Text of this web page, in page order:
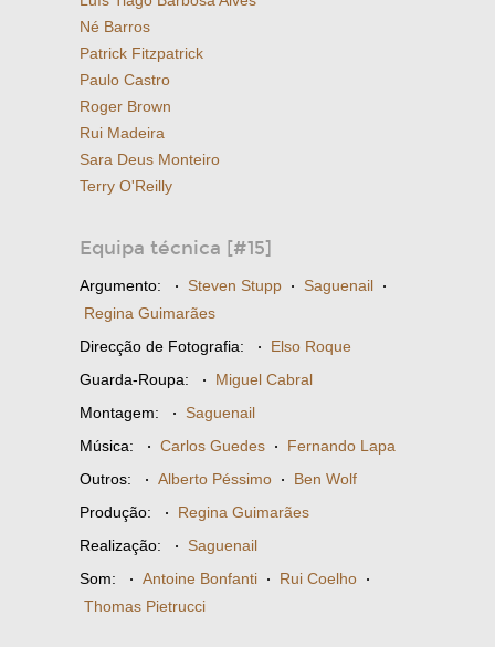
Né Barros
Patrick Fitzpatrick
Paulo Castro
Roger Brown
Rui Madeira
Sara Deus Monteiro
Terry O'Reilly
Equipa técnica [#15]
Argumento: · Steven Stupp · Saguenail ·
Regina Guimarães
Direcção de Fotografia: · Elso Roque
Guarda-Roupa: · Miguel Cabral
Montagem: · Saguenail
Música: · Carlos Guedes · Fernando Lapa
Outros: · Alberto Péssimo · Ben Wolf
Produção: · Regina Guimarães
Realização: · Saguenail
Som: · Antoine Bonfanti · Rui Coelho ·
Thomas Pietrucci